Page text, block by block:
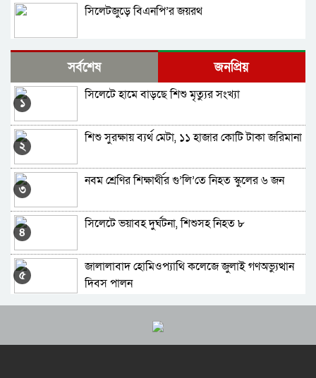
সিলেটজুড়ে বিএনপি’র জয়রথ
সিলেটে বিভাগে সবচেয়ে বেশী ঝুঁকিপূর্ণ ভোটকেন্দ্র
সুনামগঞ্জে, কম সিলেটে
সিলেটে সহকারি রিটার্নিং কর্মকর্তার দায়িত্ব পালন
সিলেটের ১৯টি আসনে খেলাফত মজলিসের প্রার্থী
নাসীহা ফাউন্ডেশন এর কুরআন শিক্ষা কোর্সের ফলাফল
সিলেটে জামায়াতের আমীর হলেন যারা
যৌথ অভিযানে মাদকদ্রব্য, অস্ত্র ও মুদ্রা জব্দ
সর্বশেষ জনপ্রিয়
১
সিলেটে হামে বাড়ছে শিশু মৃত্যুর সংখ্যা
২
শিশু সুরক্ষায় ব্যর্থ মেটা, ১১ হাজার কোটি টাকা জরিমানা
৩
নবম শ্রেণির শিক্ষার্থীর গু’লি’তে নিহত স্কুলের ৬ জন
৪
সিলেটে ভয়াবহ দুর্ঘটনা, শিশুসহ নিহত ৮
৫
জালালাবাদ হোমিওপ্যাথি কলেজে জুলাই গণঅভ্যুত্থান
দিবস পালন
জুলাইয়ে ‘গণহত্যার নির্দেশনা ও ষড়যন্ত্র’: ১৪ জনের
কল রেকর্ড ট্রাইব্যুনালে